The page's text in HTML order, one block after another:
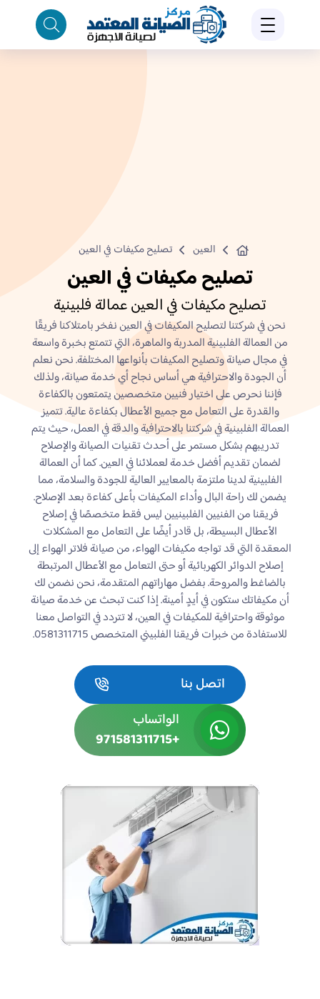
العين تصليح مكيفات في العين
تصليح مكيفات في العين
تصليح مكيفات في العين عمالة فلبينية
نحن في شركتنا لتصليح المكيفات في العين نفخر بامتلاكنا فريقًا
من العمالة الفلبينية المدربة والماهرة، التي تتمتع بخبرة واسعة
في مجال صيانة وتصليح المكيفات بأنواعها المختلفة. نحن نعلم
أن الجودة والاحترافية هي أساس نجاح أي خدمة صيانة، ولذلك
فإننا نحرص على اختيار فنيين متخصصين يتمتعون بالكفاءة
والقدرة على التعامل مع جميع الأعطال بكفاءة عالية. تتميز
العمالة الفلبينية في شركتنا بالاحترافية والدقة في العمل، حيث يتم
تدريبهم بشكل مستمر على أحدث تقنيات الصيانة والإصلاح
لضمان تقديم أفضل خدمة لعملائنا في العين. كما أن العمالة
الفلبينية لدينا ملتزمة بالمعايير العالية للجودة والسلامة، مما
يضمن لك راحة البال وأداء المكيفات بأعلى كفاءة بعد الإصلاح.
فريقنا من الفنيين الفلبينيين ليس فقط متخصصًا في إصلاح
الأعطال البسيطة، بل قادر أيضًا على التعامل مع المشكلات
المعقدة التي قد تواجه مكيفات الهواء، من صيانة فلاتر الهواء إلى
إصلاح الدوائر الكهربائية أو حتى التعامل مع الأعطال المرتبطة
بالضاغط والمروحة. بفضل مهاراتهم المتقدمة، نحن نضمن لك
أن مكيفاتك ستكون في أيدٍ أمينة. إذا كنت تبحث عن خدمة صيانة
موثوقة واحترافية للمكيفات في العين، لا تتردد في التواصل معنا
للاستفادة من خبرات فريقنا الفلبيني المتخصص 0581311715.
اتصل بنا
الواتساب
+971581311715